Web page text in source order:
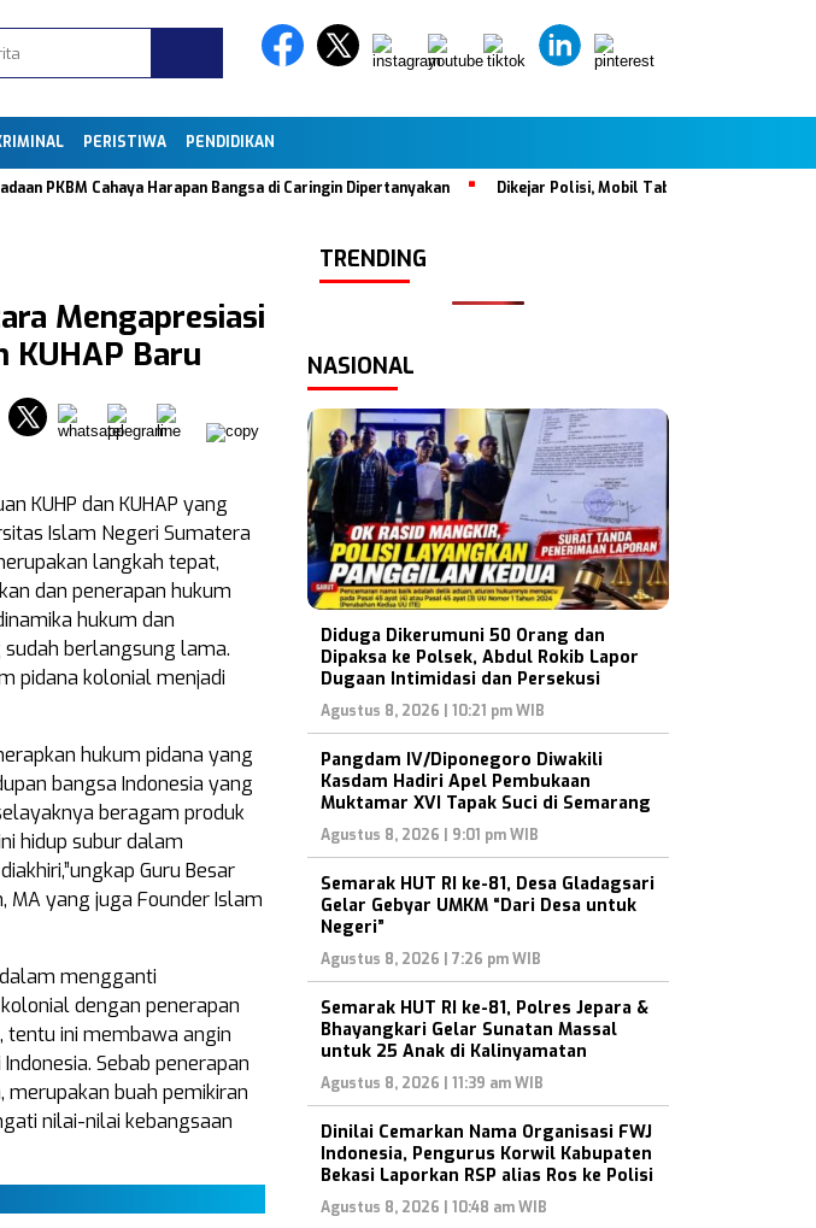
PERISTIWA PENDIDIKAN
Cahaya Harapan Bangsa di Caringin Dipertanyakan Dikejar Polisi, Mobil Tabrak Satu Keluarga di Halte
Mengapresiasi
KUHAP Baru
KUHP dan KUHAP yang
Islam Negeri Sumatera
langkah tepat,
dan penerapan hukum
hukum dan
berlangsung lama.
pidana kolonial menjadi
hukum pidana yang
bangsa Indonesia yang
beragam produk
hidup subur dalam
Guru Besar
MA yang juga Founder Islam
dalam mengganti
dengan penerapan
tentu ini membawa angin
Sebab penerapan
buah pemikiran
nilai-nilai kebangsaan
TRENDING
NASIONAL
Diduga Dikerumuni 50 Orang dan
Dipaksa ke Polsek, Abdul Rokib Lapor
Dugaan Intimidasi dan Persekusi
Agustus 8, 2026 | 10:21 pm WIB
Pangdam IV/Diponegoro Diwakili
Kasdam Hadiri Apel Pembukaan
Muktamar XVI Tapak Suci di Semarang
Agustus 8, 2026 | 9:01 pm WIB
Semarak HUT RI ke-81, Desa Gladagsari
Gelar Gebyar UMKM “Dari Desa untuk
Negeri”
Agustus 8, 2026 | 7:26 pm WIB
Semarak HUT RI ke-81, Polres Jepara &
Bhayangkari Gelar Sunatan Massal
untuk 25 Anak di Kalinyamatan
Agustus 8, 2026 | 11:39 am WIB
Dinilai Cemarkan Nama Organisasi FWJ
Indonesia, Pengurus Korwil Kabupaten
Bekasi Laporkan RSP alias Ros ke Polisi
Agustus 8, 2026 | 10:48 am WIB